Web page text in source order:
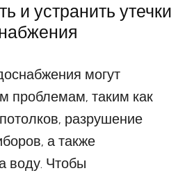
и устранить утечки
могут
проблемам, таким как
разрушение
а также
воду. Чтобы